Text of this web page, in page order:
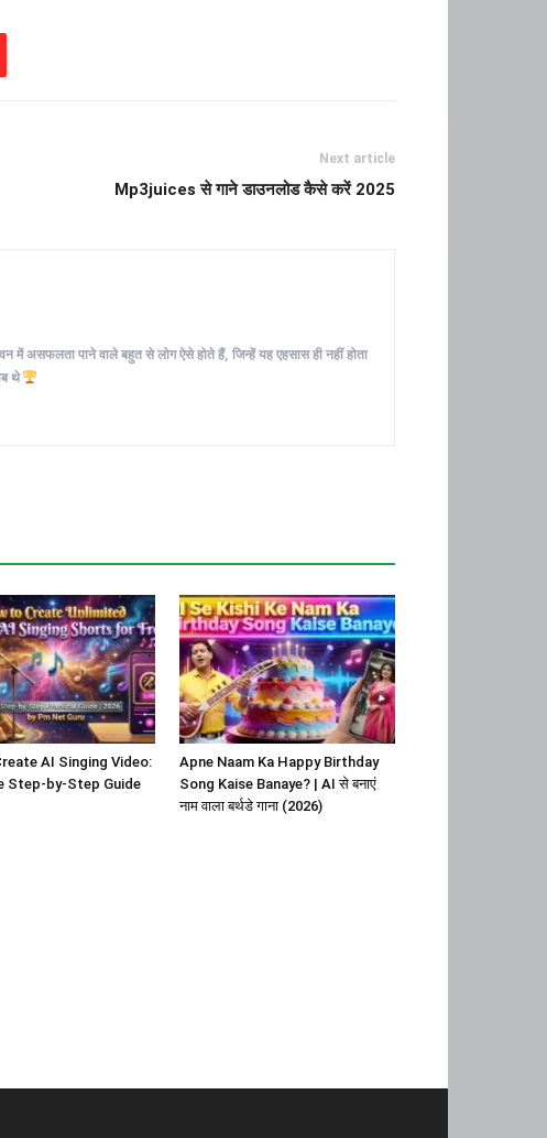
Next article
Mp3juices से गाने डाउनलोड कैसे करें 2025
में असफलता पाने वाले बहुत से लोग ऐसे होते हैं, जिन्हें यह एहसास ही नहीं होता
थे
AI Singing Video:
Step-by-Step Guide
Apne Naam Ka Happy Birthday
Song Kaise Banaye? | AI से बनाएं
नाम वाला बर्थडे गाना (2026)